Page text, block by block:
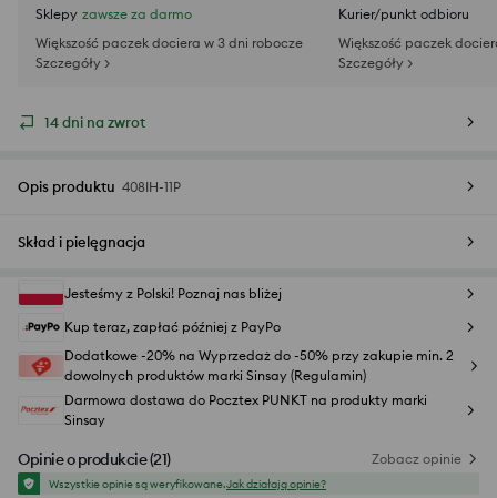
Sklepy zawsze za darmo
Większość paczek dociera w 3 dni robocze
Szczegóły >
Kurier/punkt odbioru
Większość paczek
Szczegóły >
14 dni na zwrot
Opis produktu 408IH-11P
Skład i pielęgnacja
Jesteśmy z Polski! Poznaj nas bliżej
Kup teraz, zapłać później z PayPo
Dodatkowe -20% na Wyprzedaż do -50% przy zakupie min. 2
dowolnych produktów marki Sinsay (Regulamin)
Darmowa dostawa do Pocztex PUNKT na produkty marki
Sinsay
Opinie o produkcie(21) Zobacz opinie
Wszystkie opinie są weryfikowane.Jak działają opinie?